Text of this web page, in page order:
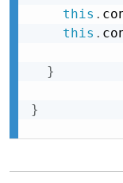
this .
this .
}
}